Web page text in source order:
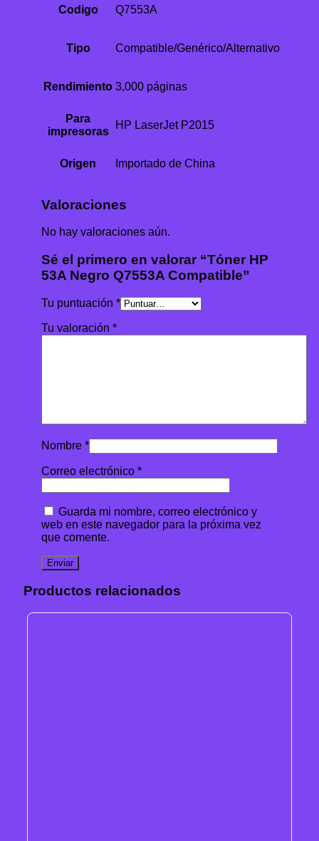
Codigo Q7553A
Tipo Compatible/Genérico/Alternativo
Rendimiento 3,000 páginas
Para
impresoras
HP LaserJet P2015
Origen Importado de China
Valoraciones
No hay valoraciones aún.
Sé el primero en valorar “Tóner HP
53A Negro Q7553A Compatible”
Tu puntuación *
Tu valoración *
Nombre *
Correo electrónico *
Guarda mi nombre, correo electrónico y
web en este navegador para la próxima vez
que comente.
Productos relacionados